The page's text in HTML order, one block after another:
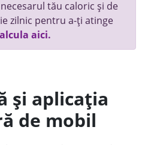
tău caloric și de
zilnic pentru a-ți atinge
aici.
și aplicația
de mobil